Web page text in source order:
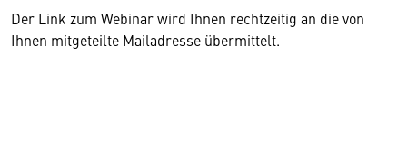
Der Link zum Webinar wird Ihnen rechtzeitig an die von
Ihnen mitgeteilte Mailadresse übermittelt.